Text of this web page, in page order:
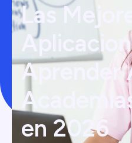
Las
Aprender
en 2026